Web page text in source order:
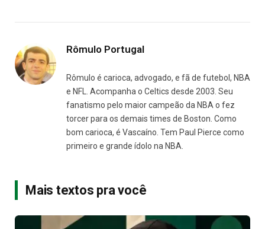
Rômulo Portugal
Rômulo é carioca, advogado, e fã de futebol, NBA
e NFL. Acompanha o Celtics desde 2003. Seu
fanatismo pelo maior campeão da NBA o fez
torcer para os demais times de Boston. Como
bom carioca, é Vascaíno. Tem Paul Pierce como
primeiro e grande ídolo na NBA.
Mais textos pra você